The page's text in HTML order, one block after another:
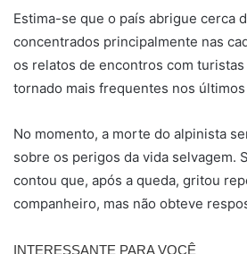
Estima-se que o país abrigue cerca
concentrados principalmente nas
os relatos de encontros com
tornado mais frequentes nos últimos
No momento, a morte do alpinista
sobre os perigos da vida selvagem.
contou que, após a queda, gritou
companheiro, mas não obteve